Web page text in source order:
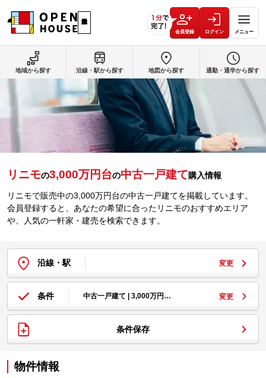
会員登録 ログイン メニュー
リニモの3,000万円台の中古一戸建て購入情報
リニモで販売中の3,000万円台の中古一戸建てを掲載しています。
会員登録すると、あなたの希望に合ったリニモのおすすめエリア
や、人気の一軒家・建売を検索できます。
沿線・駅 変更
条件 中古一戸建て | 3,000万円… 変更
条件保存
物件情報
地域から探す 沿線・駅から探す 地図から探す 通勤・通学から探す